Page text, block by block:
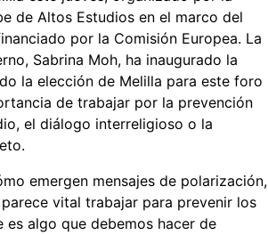
de Altos Estudios en el marco del
por la Comisión Europea. La
Sabrina Moh, ha inaugurado la
la elección de Melilla para este foro
de trabajar por la prevención
el diálogo interreligioso o la
emergen mensajes de polarización,
vital trabajar para prevenir los
es algo que debemos hacer de